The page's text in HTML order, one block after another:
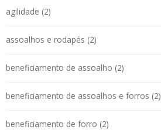
agilidade (2)
assoalhos e rodapés (2)
beneficiamento de assoalho (2)
beneficiamento de assoalhos e forros (2)
beneficiamento de forro (2)